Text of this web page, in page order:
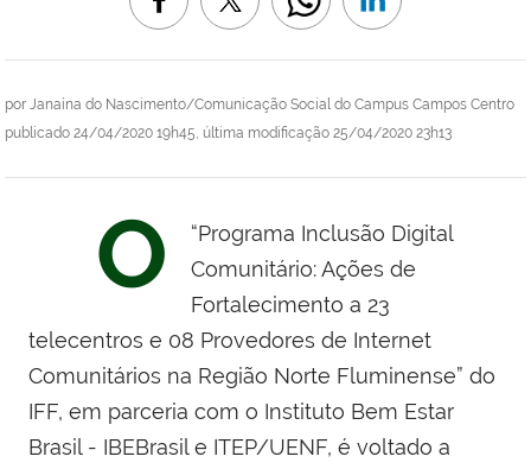
por Janaína do Nascimento/Comunicação Social do Campus Campos Centro
publicado 24/04/2020 19h45, última modificação 25/04/2020 23h13
O
“Programa Inclusão Digital
Comunitário: Ações de
Fortalecimento a 23
telecentros e 08 Provedores de Internet
Comunitários na Região Norte Fluminense” do
IFF, em parceria com o Instituto Bem Estar
Brasil - IBEBrasil e ITEP/UENF, é voltado a